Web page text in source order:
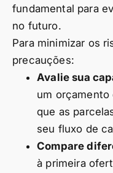
fundamental para
no futuro.
Para minimizar os
precauções:
Avalie sua
um
que as
seu fluxo de
Compare
à primeira